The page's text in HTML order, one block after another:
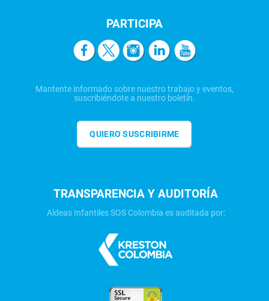
PARTICIPA
Mantente informado sobre nuestro trabajo y eventos,
suscribiéndote a nuestro boletín.
QUIERO SUSCRIBIRME
TRANSPARENCIA Y AUDITORÍA
Aldeas Infantiles SOS Colombia es auditada por: